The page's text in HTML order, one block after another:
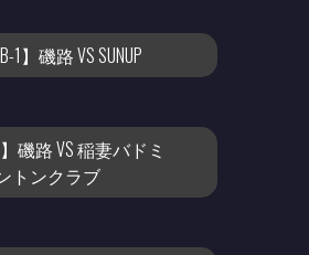
B-1】磯路 VS SUNUP
】磯路 VS 稲妻バドミ
トンクラブ